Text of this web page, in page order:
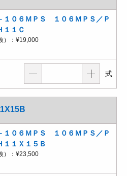
０６ＭＰＳ １０６ＭＰＳ／Ｐ
１１Ｃ
）： ¥19,000
式
０６ＭＰＳ １０６ＭＰＳ／Ｐ
１Ｘ１５Ｂ
）： ¥23,500